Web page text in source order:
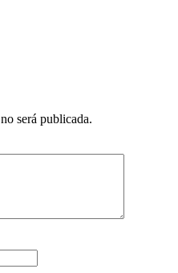
será publicada.